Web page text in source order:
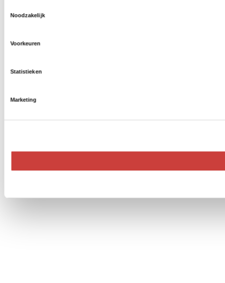
Noodzakelijk
Voorkeuren
Statistieken
Marketing